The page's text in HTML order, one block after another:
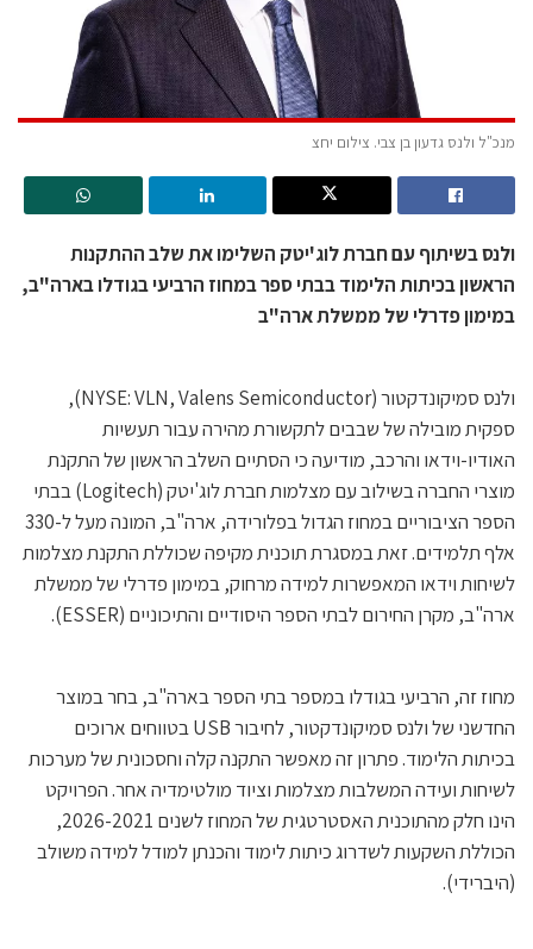
מנכ"ל ולנס גדעון בן צבי. צילום יחצ
ולנס בשיתוף עם חברת לוג'יטק השלימו את שלב ההתקנות
הראשון בכיתות הלימוד בבתי ספר במחוז הרביעי בגודלו בארה"ב,
במימון פדרלי של ממשלת ארה"ב
ולנס סמיקונדקטור (NYSE: VLN, Valens Semiconductor),
ספקית מובילה של שבבים לתקשורת מהירה עבור תעשיות
האודיו-וידאו והרכב, מודיעה כי הסתיים השלב הראשון של התקנת
מוצרי החברה בשילוב עם מצלמות חברת לוג'יטק (Logitech) בבתי
הספר הציבוריים במחוז הגדול בפלורידה, ארה"ב, המונה מעל ל-330
אלף תלמידים. זאת במסגרת תוכנית מקיפה שכוללת התקנת מצלמות
לשיחות וידאו המאפשרות למידה מרחוק, במימון פדרלי של ממשלת
ארה"ב, מקרן החירום לבתי הספר היסודיים והתיכוניים (ESSER).
מחוז זה, הרביעי בגודלו במספר בתי הספר בארה"ב, בחר במוצר
החדשני של ולנס סמיקונדקטור, לחיבור USB בטווחים ארוכים
בכיתות הלימוד. פתרון זה מאפשר התקנה קלה וחסכונית של מערכות
לשיחות ועידה המשלבות מצלמות וציוד מולטימדיה אחר. הפרויקט
הינו חלק מהתוכנית האסטרטגית של המחוז לשנים 2026-2021,
הכוללת השקעות לשדרוג כיתות לימוד והכנתן למודל למידה משולב
(היברידי).